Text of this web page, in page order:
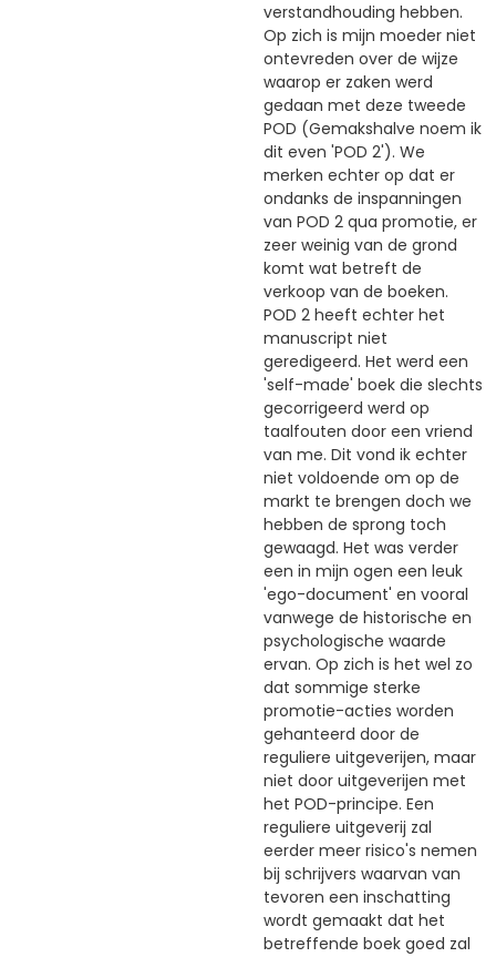
verstandhouding hebben.
Op zich is mijn moeder niet
ontevreden over de wijze
waarop er zaken werd
gedaan met deze tweede
POD (Gemakshalve noem ik
dit even 'POD 2'). We
merken echter op dat er
ondanks de inspanningen
van POD 2 qua promotie, er
zeer weinig van de grond
komt wat betreft de
verkoop van de boeken.
POD 2 heeft echter het
manuscript niet
geredigeerd. Het werd een
'self-made' boek die slechts
gecorrigeerd werd op
taalfouten door een vriend
van me. Dit vond ik echter
niet voldoende om op de
markt te brengen doch we
hebben de sprong toch
gewaagd. Het was verder
een in mijn ogen een leuk
'ego-document' en vooral
vanwege de historische en
psychologische waarde
ervan. Op zich is het wel zo
dat sommige sterke
promotie-acties worden
gehanteerd door de
reguliere uitgeverijen, maar
niet door uitgeverijen met
het POD-principe. Een
reguliere uitgeverij zal
eerder meer risico's nemen
bij schrijvers waarvan van
tevoren een inschatting
wordt gemaakt dat het
betreffende boek goed zal